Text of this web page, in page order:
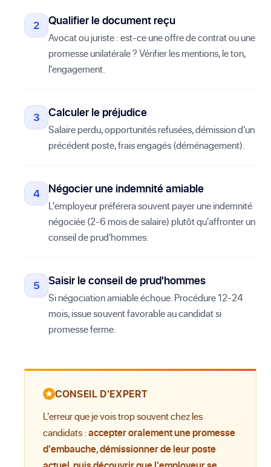
Qualifier le document reçu
Avocat ou juriste : est-ce une offre de contrat ou une
promesse unilatérale ? Vérifier les mentions, le ton,
l'engagement.
Calculer le préjudice
Salaire perdu, opportunités refusées, démission d'un
précédent poste, frais engagés (déménagement).
Négocier une indemnité amiable
L'employeur préférera souvent payer une indemnité
négociée (2-6 mois de salaire) plutôt qu'affronter un
conseil de prud'hommes.
Saisir le conseil de prud'hommes
Si négociation amiable échoue. Procédure 12-24
mois, issue souvent favorable au candidat si
promesse ferme.
CONSEIL D'EXPERT
L'erreur que je vois trop souvent chez les
candidats :accepter oralement une promesse
d'embauche, démissionner de leur poste